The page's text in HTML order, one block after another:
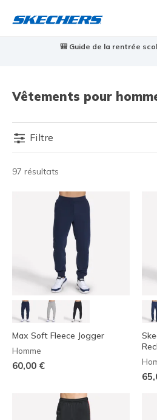
🎒 Guide de la rentrée
Vêtements pour
Filtre
97 résultats
Max Soft Fleece Jogger
Homme
60,00 €